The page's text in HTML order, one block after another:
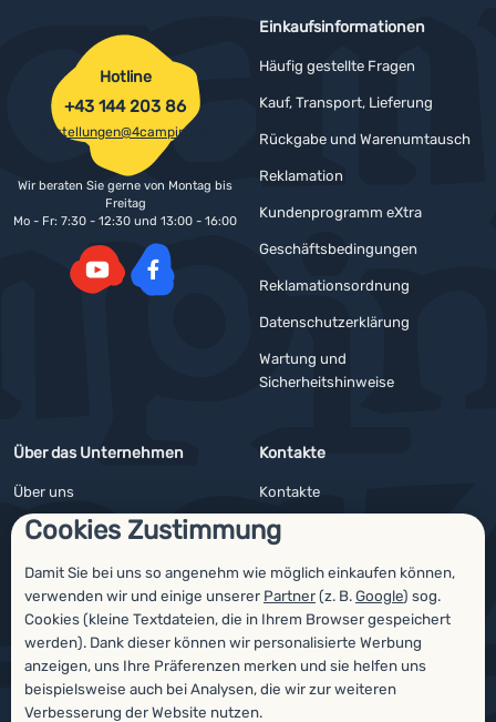
Cookies Zustimmung
Damit Sie bei uns so angenehm wie möglich einkaufen können,
verwenden wir und einige unserer Partner(z. B.Google) sog.
Cookies (kleine Textdateien, die in Ihrem Browser gespeichert
werden). Dank dieser können wir personalisierte Werbung
anzeigen, uns Ihre Präferenzen merken und sie helfen uns
beispielsweise auch bei Analysen, die wir zur weiteren
Verbesserung der Website nutzen.
Einkaufsinformationen
Häufig gestellte Fragen
Kauf, Transport, Lieferung
Rückgabe und Warenumtausch
Reklamation
Kundenprogramm eXtra
Geschäftsbedingungen
Reklamationsordnung
Datenschutzerklärung
Wartung und
Sicherheitshinweise
Über das Unternehmen
Über uns
Impressum
4camping4nature
Unsere Tester
Kontakte
Kontakte
Angebote für Firmen und Vereine
Newsletter
Hotline
+43 144 203 86
bestellungen@4camping.at
Wir beraten Sie gerne von Montag bis
Freitag
Mo - Fr: 7:30 - 12:30 und 13:00 - 16:00
Auszeichnungen